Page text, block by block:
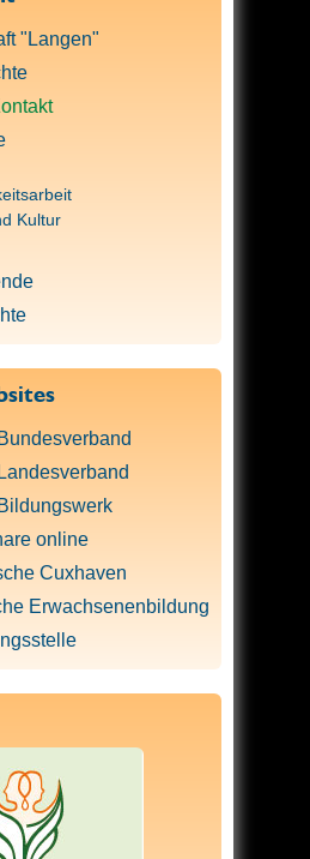
"Langen"
Kultur
online
Cuxhaven
Erwachsenenbildung